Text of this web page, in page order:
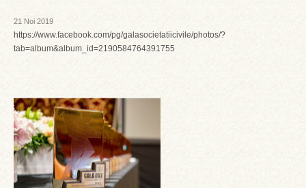
21 Noi 2019
https://www.facebook.com/pg/galasocietatiicivile/photos/?
tab=album&album_id=2190584764391755